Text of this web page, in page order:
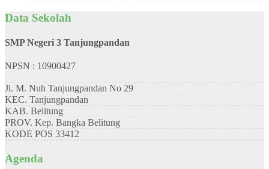
Data Sekolah
SMP Negeri 3 Tanjungpandan
NPSN : 10900427
Jl. M. Nuh Tanjungpandan No 29
KEC. Tanjungpandan
KAB. Belitung
PROV. Kep. Bangka Belitung
KODE POS 33412
Agenda